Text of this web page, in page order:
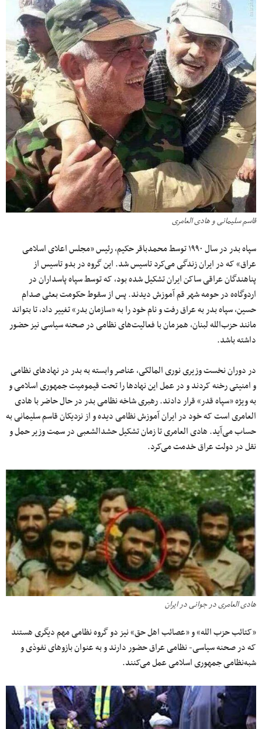
قاسم سلیمانی و هادی العامری
سپاه بدر در سال ۱۹۹۰ توسط محمد‌باقر حکیم، رئیس «مجلس اعلای اسلامی
عراق» که در ایران زندگی می‌کرد تاسیس شد. این گروه در بدو تاسیس از
پناهندگان عراقی ساکن ایران تشکیل شده بود، که توسط سپاه پاسداران در
اردوگاه‌ه در حومه شهر قم آموزش دیدند. پس از سقوط حکومت بعثی صدام
حسین، سپاه بدر به عراق رفت و نام خود را به «سازمان بدر» تغییر داد، تا بتواند
مانند حزب‌الله لبنان، همزمان با فعالیت‌های نظامی در صحنه سیاسی نیز حضور
داشته باشد.
در دوران نخست وزیری نوری المالکی، عناصر وابسته به بدر در نهاد‌های نظامی
و امنیتی رخنه کردند و در عمل این نهاد‌ها را تحت قیمومیت جمهوری اسلامی و
به ویژه «سپاه قدر» قرار دادند. رهبری شاخه نظامی بدر در حال حاضر با هادی
العامری است که خود در ایران آموزش نظامی دیده و از نزدیکان قاسم سلیمانی به
حساب می‌آید. هادی العامری تا زمان تشکیل حشدالشعبی در سمت وزیر حمل و
نقل در دولت عراق خدمت می‌کرد.
هادی العامری در جوانی در ایران
«کتائب حزب الله» و «عصائب اهل حق» نیز دو گروه نظامی مهم دیگری هستند
که در صحنه سیاسی- نظامی عراق حضور دارند و به عنوان بازوهای نفوذی و
شبه‌نظامی جمهوری اسلامی عمل می‌کنند.